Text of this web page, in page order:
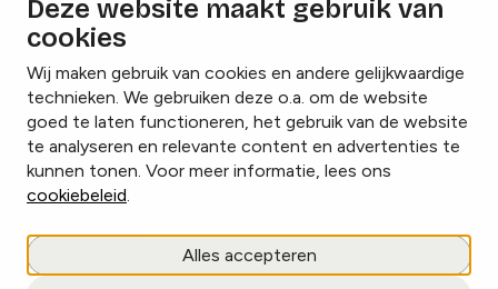
Deze website maakt gebruik van
cookies
Wij maken gebruik van cookies en andere gelijkwaardige
technieken. We gebruiken deze o.a. om de website
goed te laten functioneren, het gebruik van de website
te analyseren en relevante content en advertenties te
kunnen tonen. Voor meer informatie, lees ons
cookiebeleid.
Alles accepteren
Ik ontvang graag Events Magazine
InstagramFacebookLinkedIn
Cookies beheren
Privacy policy